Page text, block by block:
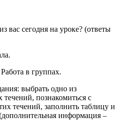
вас сегодня на уроке? (ответы
в группах.
выбрать одно из
познакомиться с
течений, заполнить таблицу и
информация –